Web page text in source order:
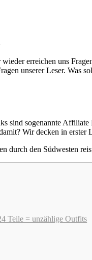
erreichen uns
unserer Leser. Was
sind sogenannte
Wir decken in erster
durch den Südwesten
Teile = unzählige Outfits